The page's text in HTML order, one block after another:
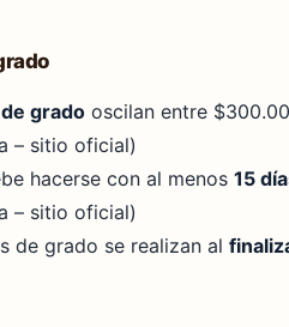
grado oscilan entre
– sitio oficial)
hacerse con al menos 15
– sitio oficial)
de grado se realizan al